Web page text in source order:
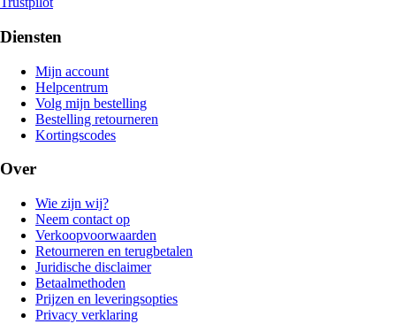
Diensten
Mijn account
Helpcentrum
Volg mijn bestelling
Bestelling retourneren
Kortingscodes
Over
Wie zijn wij?
Neem contact op
Verkoopvoorwaarden
Retourneren en terugbetalen
Juridische disclaimer
Betaalmethoden
Prijzen en leveringsopties
Privacy verklaring